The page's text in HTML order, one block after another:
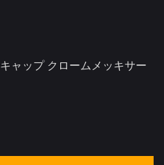
ャップ クロームメッキサー